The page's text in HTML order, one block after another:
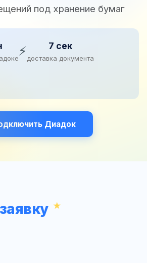
под хранение бумаг
⚡ 7 сек
доставка документа
Диадок